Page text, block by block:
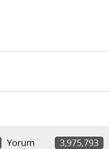
Yorum 3,975,793